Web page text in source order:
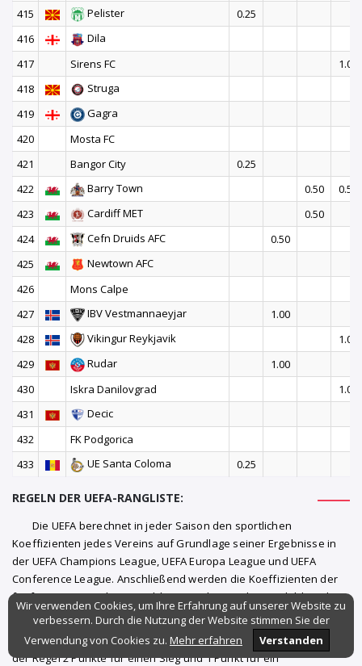
415
Pelister
0.25
416
Dila
417
Sirens FC
1.00
418
Struga
419
Gagra
420
Mosta FC
421
Bangor City
0.25
422
Barry Town 0.50
0.50
423
Cardiff MET
0.50
424
Cefn Druids AFC
0.50
425
Newtown AFC
426
Mons Calpe
427
IBV Vestmannaeyjar
1.00
428
Vikingur Reykjavik
1.00
429
Rudar
1.00
430
Iskra Danilovgrad
1.00
431
Decic
432
FK Podgorica
433
UE Santa Coloma 0.25
REGELN DER UEFA-RANGLISTE:
Die UEFA berechnet in jeder Saison den sportlichen
Koeffizienten jedes Vereins auf Grundlage seiner Ergebnisse in
der UEFA Champions League, UEFA Europa League und UEFA
Conference League. Anschließend werden die Koeffizienten der
fünf jüngsten Spielzeiten addiert, um die Rangliste zu bilden, die
für die Setzung verwendet wird.
In der Ligaphase und in späteren Runden erhalten Vereine in
der Regel 2 Punkte für einen Sieg und 1 Punkt für ein
Wir verwenden Cookies, um Ihre Erfahrung auf unserer Website zu
verbessern. Durch die Nutzung der Website stimmen Sie der
Verwendung von Cookies zu. Mehr erfahren Verstanden